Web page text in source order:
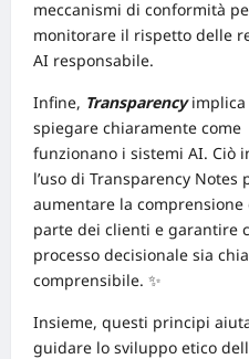
meccanismi di conformità
monitorare il rispetto delle
AI responsabile.
Infine, Transparencyimplica
spiegare chiaramente come
funzionano i sistemi AI. Ciò
l’uso di Transparency Notes
aumentare la comprensione
parte dei clienti e garantire
processo decisionale sia
comprensibile. ✨
Insieme, questi principi
guidare lo sviluppo etico